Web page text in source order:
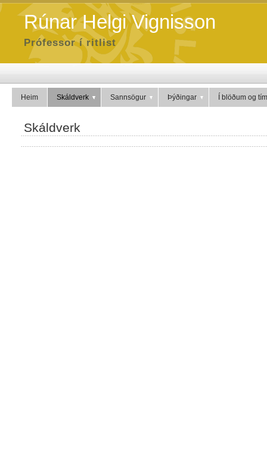
Rúnar Helgi Vignisson
Prófessor í ritlist
Heim Skáldverk Sannsögur Þýðingar Í blöðum og
Skáldverk